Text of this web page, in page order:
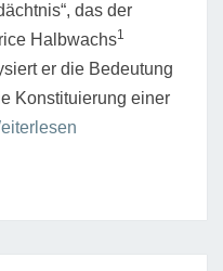
das der
Halbwachs1
er die Bedeutung
Konstituierung einer